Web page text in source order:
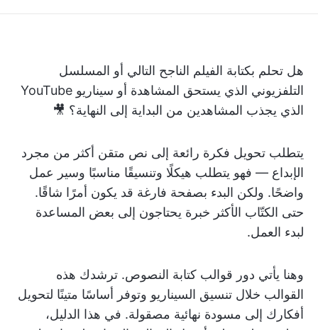
هل تحلم بكتابة الفيلم الناجح التالي أو المسلسل
التلفزيوني الذي يستحق المشاهدة أو سيناريو YouTube
الذي يجذب المشاهدين من البداية إلى النهاية؟ 🎥
يتطلب تحويل فكرة رائعة إلى نص متقن أكثر من مجرد
الإبداع — فهو يتطلب هيكلًا وتنسيقًا مناسبًا وسير عمل
واضحًا. ولكن البدء بصفحة فارغة قد يكون أمرًا شاقًا.
حتى الكتّاب الأكثر خبرة يحتاجون إلى بعض المساعدة
لبدء العمل.
وهنا يأتي دور قوالب كتابة النصوص. ترشدك هذه
القوالب خلال تنسيق السيناريو وتوفر أساسًا متينًا لتحويل
أفكارك إلى مسودة نهائية مصقولة. في هذا الدليل،